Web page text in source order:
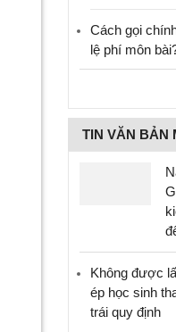
Cách gọi
lệ phí môn
TIN VĂN BẢN
Không được
ép học sinh
trái quy định